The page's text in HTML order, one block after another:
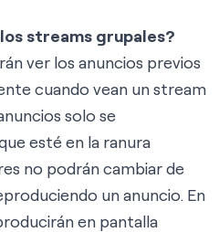
streams grupales?
ver los anuncios previos
cuando vean un stream
solo se
esté en la ranura
no podrán cambiar de
un anuncio. En
en pantalla